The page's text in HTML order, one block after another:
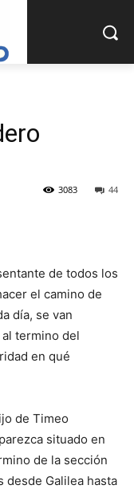
44
3083
de todos los
el camino de
día, se van
termino del
en qué
de Timeo
situado en
de la sección
desde Galilea has­ta